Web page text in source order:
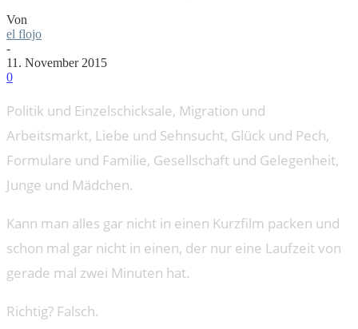
Von
el flojo
-
11. November 2015
0
Politik und Einzelschicksale, Migration und
Arbeitsmarkt, Liebe und Sehnsucht, Glück und Pech,
Formulare und Familie, Gesellschaft und Gelegenheit,
Junge und Mädchen.
Kann man alles gar nicht in einen Kurzfilm packen und
schon mal gar nicht in einen, der nur eine Laufzeit von
gerade mal zwei Minuten hat.
Richtig? Falsch.